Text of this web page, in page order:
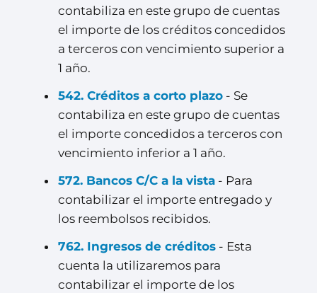
contabiliza en este grupo de cuentas
el importe de los créditos concedidos
a terceros con vencimiento superior a
1 año.
542. Créditos a corto plazo - Se
contabiliza en este grupo de cuentas
el importe concedidos a terceros con
vencimiento inferior a 1 año.
572. Bancos C/C a la vista - Para
contabilizar el importe entregado y
los reembolsos recibidos.
762. Ingresos de créditos - Esta
cuenta la utilizaremos para
contabilizar el importe de los